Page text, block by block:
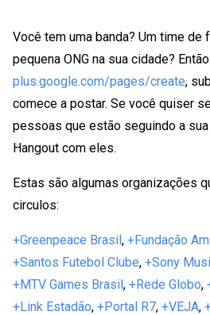
Você tem uma banda? Um time de
pequena ONG na sua cidade?
plus.google.com/pages/create,
comece a postar. Se você quiser
pessoas que estão seguindo a sua
Hangout com eles.
Estas são algumas organizações
circulos:
+Greenpeace Brasil, +Fundação
+Santos Futebol Clube, +Sony
+MTV Games Brasil, +Rede Globo,
+Link Estadão, +Portal R7, +VEJA,